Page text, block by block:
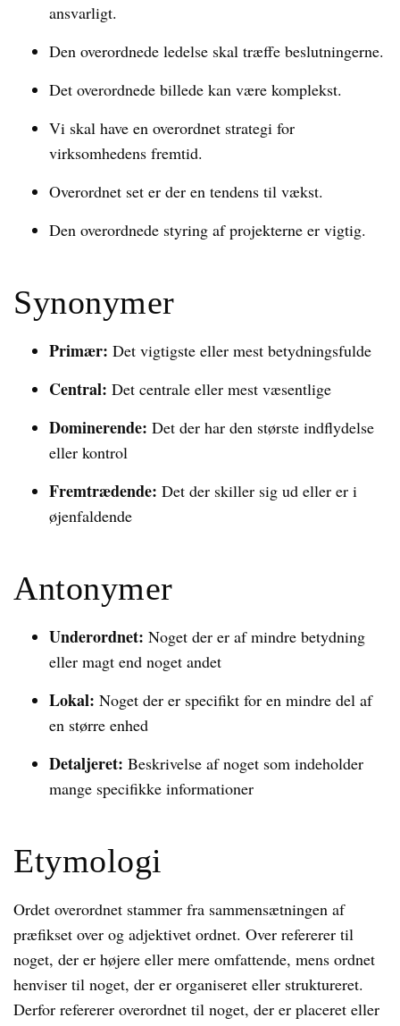
ansvarligt.
Den overordnede ledelse skal træffe beslutningerne.
Det overordnede billede kan være komplekst.
Vi skal have en overordnet strategi for
virksomhedens fremtid.
Overordnet set er der en tendens til vækst.
Den overordnede styring af projekterne er vigtig.
Synonymer
Primær: Det vigtigste eller mest betydningsfulde
Central: Det centrale eller mest væsentlige
Dominerende: Det der har den største indflydelse
eller kontrol
Fremtrædende: Det der skiller sig ud eller er i
øjenfaldende
Antonymer
Underordnet: Noget der er af mindre betydning
eller magt end noget andet
Lokal: Noget der er specifikt for en mindre del af
en større enhed
Detaljeret: Beskrivelse af noget som indeholder
mange specifikke informationer
Etymologi
Ordet overordnet stammer fra sammensætningen af
præfikset over og adjektivet ordnet. Over refererer til
noget, der er højere eller mere omfattende, mens ordnet
henviser til noget, der er organiseret eller struktureret.
Derfor refererer overordnet til noget, der er placeret eller